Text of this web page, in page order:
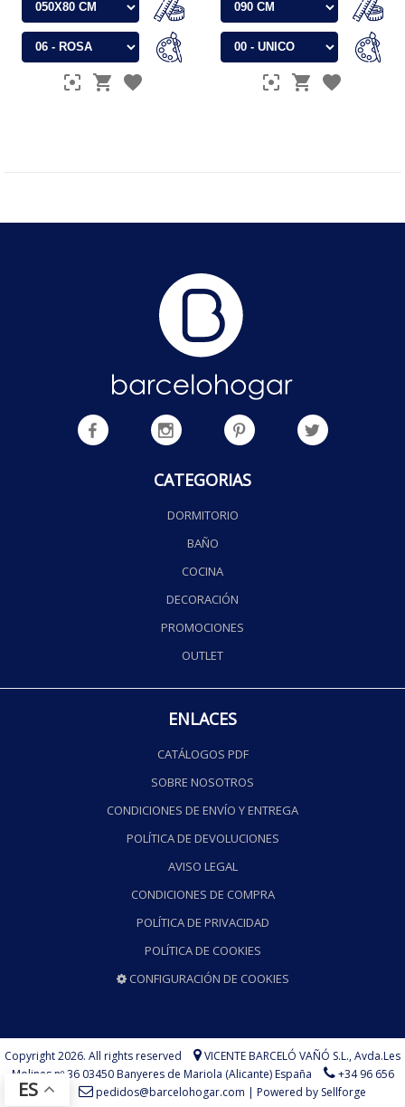
CATEGORIAS
DORMITORIO
BAÑO
COCINA
DECORACIÓN
PROMOCIONES
OUTLET
ENLACES
CATÁLOGOS PDF
SOBRE NOSOTROS
CONDICIONES DE ENVÍO Y ENTREGA
POLÍTICA DE DEVOLUCIONES
AVISO LEGAL
CONDICIONES DE COMPRA
POLÍTICA DE PRIVACIDAD
POLÍTICA DE COOKIES
CONFIGURACIÓN DE COOKIES
Copyright 2026. All rights reserved VICENTE BARCELÓ VAÑÓ S.L.,Avda.Les
Molines nº 36 03450 Banyeres de Mariola (Alicante) España
+34 96 656
73 75
pedidos@barcelohogar.com | Powered by Sellforge
ES